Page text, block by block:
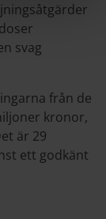
svag
från de
kronor,
är 29
ett godkänt